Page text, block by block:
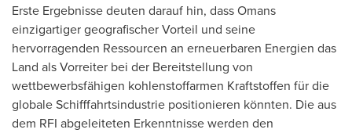
Erste Ergebnisse deuten darauf hin, dass Omans
einzigartiger geografischer Vorteil und seine
hervorragenden Ressourcen an erneuerbaren Energien das
Land als Vorreiter bei der Bereitstellung von
wettbewerbsfähigen kohlenstoffarmen Kraftstoffen für die
globale Schifffahrtsindustrie positionieren könnten. Die aus
dem RFI abgeleiteten Erkenntnisse werden den